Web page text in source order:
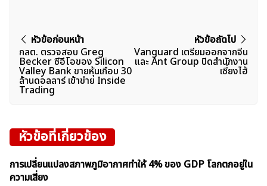
แนะแนว
เรื่อง
หัวข้อก่อนหน้า
กลต. ตรวจสอบ Greg
Becker ซีอีโอของ Silicon
Valley Bank ขายหุ้นเกือบ 30
ล้านดอลลาร์ เข้าข่าย Inside
Trading
หัวข้อถัดไป
Vanguard เตรียมออกจากจีน
และ Ant Group ปิดสำนักงาน
เซี่ยงไฮ้
หัวข้อที่เกี่ยวข้อง
การเปลี่ยนแปลงสภาพภูมิอากาศทำให้ 4% ของ GDP โลกตกอยู่ใน
ความเสี่ยง